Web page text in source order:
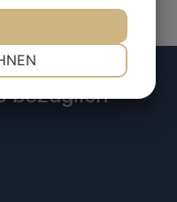
bezüglich